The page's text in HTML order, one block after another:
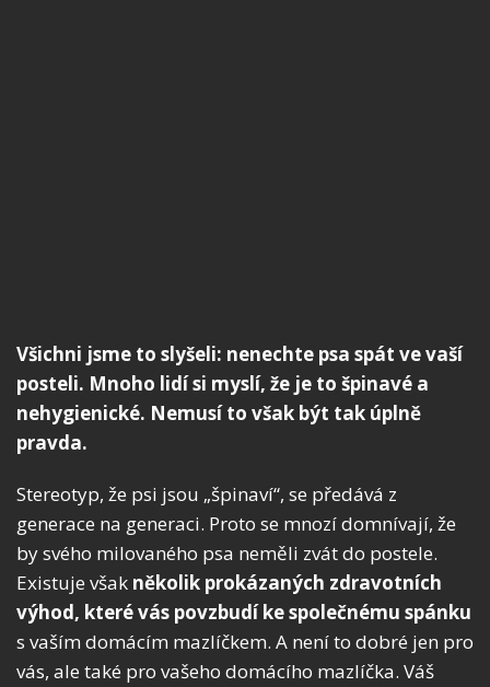
Všichni jsme to slyšeli: nenechte psa spát ve vaší
posteli. Mnoho lidí si myslí, že je to špinavé a
nehygienické. Nemusí to však být tak úplně
pravda.
Stereotyp, že psi jsou „špinaví“, se předává z
generace na generaci. Proto se mnozí domnívají, že
by svého milovaného psa neměli zvát do postele.
Existuje však několik prokázaných zdravotních
výhod, které vás povzbudí ke společnému spánku
s vaším domácím mazlíčkem. A není to dobré jen pro
vás, ale také pro vašeho domácího mazlíčka. Váš